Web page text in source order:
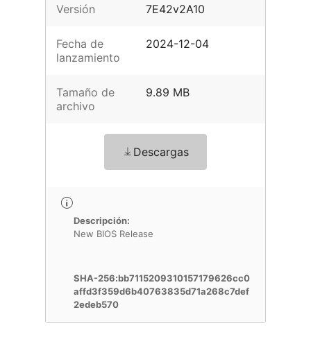
Versión 7E42v2A10
Fecha de
lanzamiento
2024-12-04
Tamaño de
archivo
9.89 MB
Descargas
Descripción:
New BIOS Release
SHA-256:bb7115209310157179626cc0
affd3f359d6b40763835d71a268c7def
2edeb570